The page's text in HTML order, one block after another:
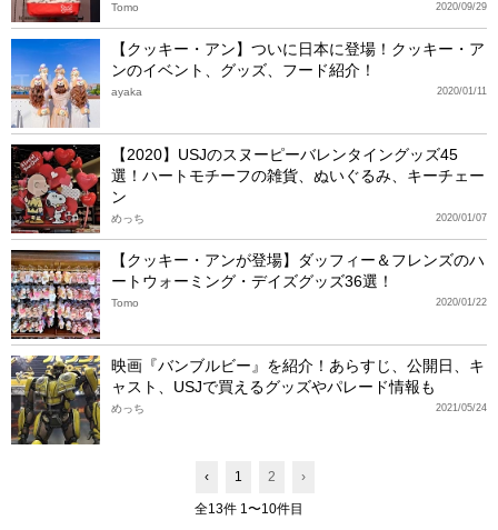
2020/09/29
Tomo
【クッキー・アン】ついに日本に登場！クッキー・ア
ンのイベント、グッズ、フード紹介！
2020/01/11
ayaka
【2020】USJのスヌーピーバレンタイングッズ45
選！ハートモチーフの雑貨、ぬいぐるみ、キーチェー
ン
2020/01/07
めっち
【クッキー・アンが登場】ダッフィー＆フレンズのハ
ートウォーミング・デイズグッズ36選！
2020/01/22
Tomo
映画『バンブルビー』を紹介！あらすじ、公開日、キ
ャスト、USJで買えるグッズやパレード情報も
2021/05/24
めっち
‹ 1 2 ›
全13件 1〜10件目